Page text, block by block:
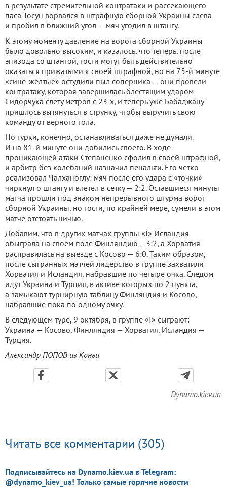
в результате стремительной контратаки и рассекающего
паса Тосун ворвался в штрафную сборной Украины слева
и пробил в ближний угол — мяч угодил в штангу.
К этому моменту давление на ворота сборной Украины
было довольно высоким, и казалось, что теперь, после
эпизода со штангой, гости могут быть действительно
оказаться прижатыми к своей штрафной, но на 75-й минуте
«сине-желтые» остудили пыл соперника — они провели
контратаку, которая завершилась блестящим ударом
Сидорчука слёту метров с 23-х, и теперь уже Бабаджану
пришлось вытянуться в струнку, чтобы выручить свою
команду от верного гола.
Но турки, конечно, останавливаться даже не думали.
И на 81-й минуте они добились своего. В ходе
проникающей атаки Степаненко сфолил в своей штрафной,
и арбитр без колебаний назначил пенальти. Его четко
реализовал Чалханоглу: мяч после его удара с «точки»
чиркнул о штангу и влетел в сетку — 2:2. Оставшиеся минуты
матча прошли под знаком непрерывного штурма ворот
сборной Украины, но гости, по крайней мере, сумели в этом
матче отстоять ничью.
Добавим, что в других матчах группы «I» Исландия
обыграла на своем поле Финляндию— 3:2, а Хорватия
расправилась на выезде с Косово — 6:0. Таким образом,
после сыгранных матчей лидерство в группе захватили
Хорватия и Исландия, набравшие по четыре очка. Следом
идут Украина и Турция, в активе которых по 2 пункта,
а замыкают турнирную таблицу Финляндия и Косово,
набравшие пока по одному очку.
В следующем туре, 9 октября, в группе «I» сыграют:
Украина — Косово, Финляндия — Хорватия, Исландия —
Турция.
Александр ПОПОВ из Коньи
Dynamo.kiev.ua
Читать все комментарии (305)
Подписывайтесь на Dynamo.kiev.ua в Telegram:
@dynamo_kiev_ua! Только самые горячие новости